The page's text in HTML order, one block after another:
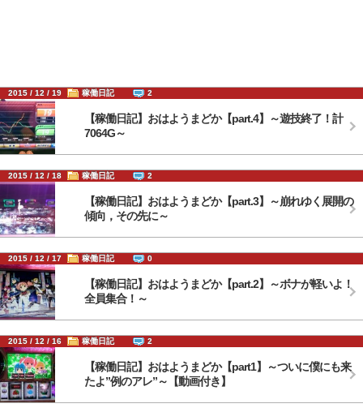
2015 / 12 / 19 稼働日記 2
【稼働日記】おはようまどか【part.4】～遊技終了！計
7064G～
2015 / 12 / 18 稼働日記 2
【稼働日記】おはようまどか【part.3】～崩れゆく展開の
傾向，その先に～
2015 / 12 / 17 稼働日記 0
【稼働日記】おはようまどか【part.2】～ボナが軽いよ！
全員集合！～
2015 / 12 / 16 稼働日記 2
【稼働日記】おはようまどか【part1】～ついに僕にも来
たよ”例のアレ”～【動画付き】